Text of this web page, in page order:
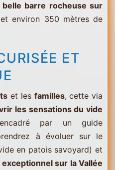
belle barre rocheuse sur
environ 350 mètres de
ET
et les familles, cette via
les sensations du vide
par un guide
à évoluer sur le
en patois savoyard) et
sur la Vallée